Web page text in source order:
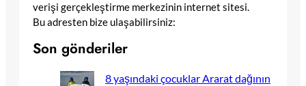
verişi gerçekleştirme merkezinin internet sitesi.
Bu adresten bize ulaşabilirsiniz:
Son gönderiler
8 yaşındaki çocuklar Ararat dağının